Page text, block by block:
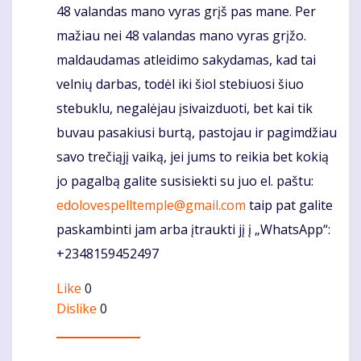
48 valandas mano vyras grįš pas mane. Per
mažiau nei 48 valandas mano vyras grįžo.
maldaudamas atleidimo sakydamas, kad tai
velnių darbas, todėl iki šiol stebiuosi šiuo
stebuklu, negalėjau įsivaizduoti, bet kai tik
buvau pasakiusi burtą, pastojau ir pagimdžiau
savo trečiąjį vaiką, jei jums to reikia bet kokią
jo pagalbą galite susisiekti su juo el. paštu:
edolovespelltemple@gmail.com taip pat galite
paskambinti jam arba įtraukti jį į „WhatsApp“:
+2348159452497
Like 0
Dislike 0